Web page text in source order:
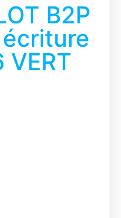
B2P
écriture
VERT